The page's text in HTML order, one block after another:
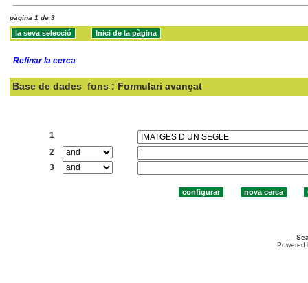
pàgina 1 de 3
Refinar la cerca
Base de dades fons : Formulari avançat
1
2
3